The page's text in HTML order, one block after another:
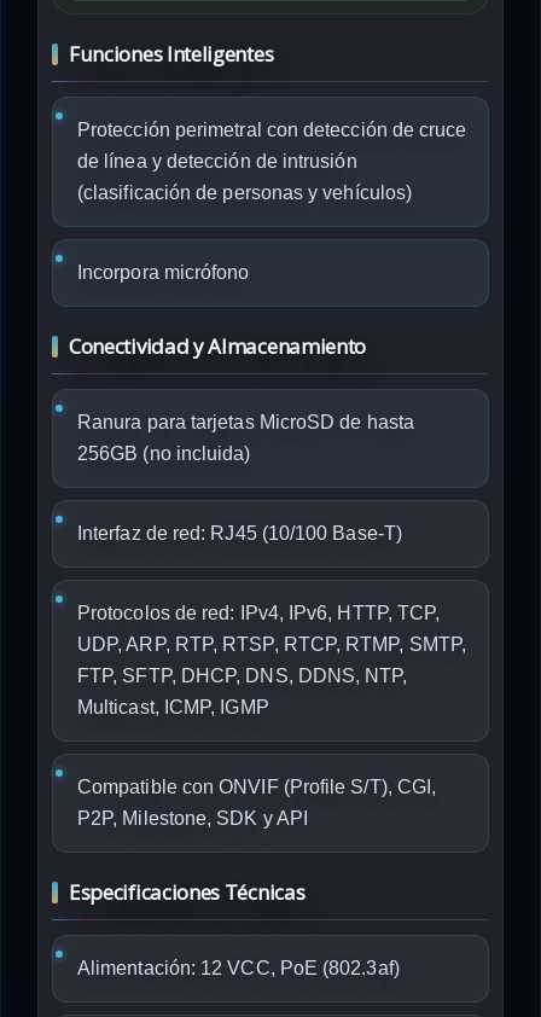
Funciones Inteligentes
Protección perimetral con detección de cruce
de línea y detección de intrusión
(clasificación de personas y vehículos)
Incorpora micrófono
Conectividad y Almacenamiento
Ranura para tarjetas MicroSD de hasta
256GB (no incluida)
Interfaz de red: RJ45 (10/100 Base-T)
Protocolos de red: IPv4, IPv6, HTTP, TCP,
UDP, ARP, RTP, RTSP, RTCP, RTMP, SMTP,
FTP, SFTP, DHCP, DNS, DDNS, NTP,
Multicast, ICMP, IGMP
Compatible con ONVIF (Profile S/T), CGI,
P2P, Milestone, SDK y API
Especificaciones Técnicas
Alimentación: 12 VCC, PoE (802.3af)